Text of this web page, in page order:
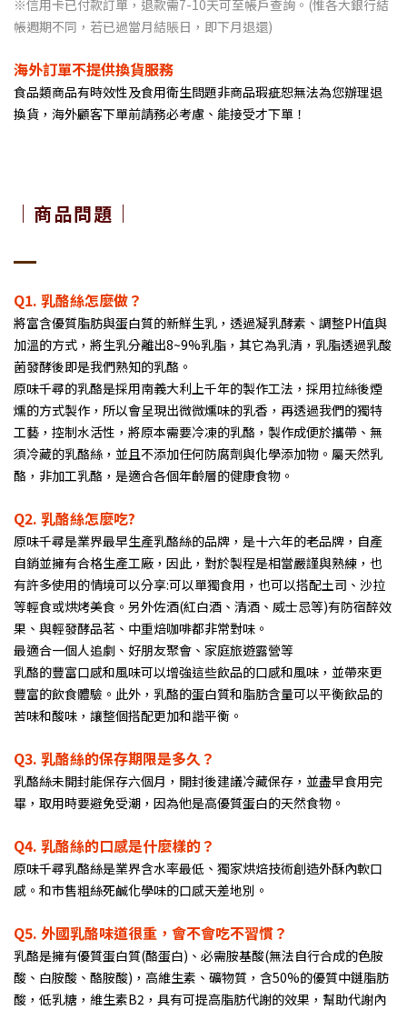
※信用卡已付款訂單，退款需7-10天可至帳戶查詢。(惟各大銀行結
帳週期不同，若已過當月結賬日，即下月退還)
海外訂單不提供換貨服務
食品類商品有時效性及食用衛生問題非商品瑕疵恕無法為您辦理退
換貨，海外顧客下單前請務必考慮、能接受才下單！
｜商品問題｜
Q1. 乳酪絲怎麼做？
將富含優質脂肪與蛋白質的新鮮生乳，透過凝乳酵素、調整PH值與
加溫的方式，將生乳分離出8~9%乳脂，其它為乳清，乳脂透過乳酸
菌發酵後即是我們熟知的乳酪。
原味千尋的乳酪是採用南義大利上千年的製作工法，採用拉絲後煙
燻的方式製作，所以會呈現出微微燻味的乳香，再透過我們的獨特
工藝，控制水活性，將原本需要冷凍的乳酪，製作成便於攜帶、無
須冷藏的乳酪絲，並且不添加任何防腐劑與化學添加物。屬天然乳
酪，非加工乳酪，是適合各個年齡層的健康食物。
Q2. 乳酪絲怎麼吃?
原味千尋是業界最早生產乳酪絲的品牌，是十六年的老品牌，自產
自銷並擁有合格生產工廠，因此，對於製程是相當嚴謹與熟練，也
有許多使用的情境可以分享:可以單獨食用，也可以搭配土司、沙拉
等輕食或烘烤美食。另外佐酒(紅白酒、清酒、威士忌等)有防宿醉效
果、與輕發酵品茗、中重焙咖啡都非常對味。
最適合一個人追劇、好朋友聚會、家庭旅遊露營等
乳酪的豐富口感和風味可以增強這些飲品的口感和風味，並帶來更
豐富的飲食體驗。此外，乳酪的蛋白質和脂肪含量可以平衡飲品的
苦味和酸味，讓整個搭配更加和諧平衡。
Q3. 乳酪絲的保存期限是多久？
乳酪絲未開封能保存六個月，開封後建議冷藏保存，並盡早食用完
畢，取用時要避免受潮，因為他是高優質蛋白的天然食物。
Q4. 乳酪絲的口感是什麼樣的？
原味千尋乳酪絲是業界含水率最低、獨家烘焙技術創造外酥內軟口
感。和市售粗絲死鹹化學味的口感天差地別。
Q5. 外國乳酪味道很重，會不會吃不習慣？
乳酪是擁有優質蛋白質(酪蛋白)、必需胺基酸(無法自行合成的色胺
酸、白胺酸、酪胺酸)，高維生素、礦物質，含50%的優質中鏈脂肪
酸，低乳糖，維生素B2，具有可提高脂肪代謝的效果，幫助代謝內